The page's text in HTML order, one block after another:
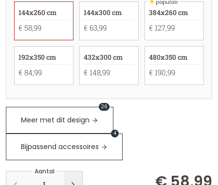
144x260 cm
€ 58,99
144x300 cm
€ 63,99
populair
384x260 cm
€ 127,99
192x350 cm
€ 84,99
432x300 cm
€ 148,99
480x350 cm
€ 190,99
Meer met dit design
26
Bijpassend accessoires
4
Aantal